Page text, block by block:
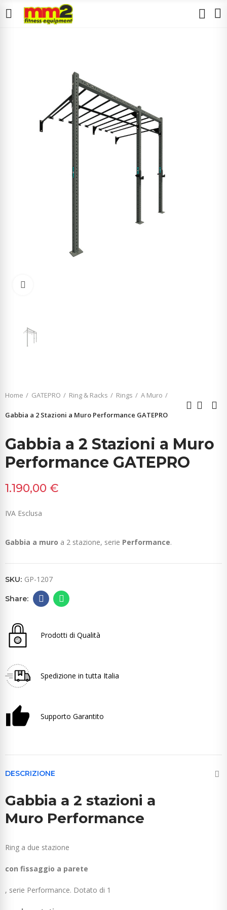
Home GATEPRO Ring & Racks Rings A Muro
Gabbia a 2 Stazioni a Muro Performance GATEPRO
Gabbia a 2 Stazioni a Muro
Performance GATEPRO
1.190,00 €
IVA Esclusa
Gabbia a muro a 2 stazione, serie Performance.
SKU: GP-1207
Prodotti di Qualità
Spedizione in tutta Italia
Supporto Garantito
DESCRIZIONE
Gabbia a 2 stazioni a
Muro Performance
Ring a due stazione
con fissaggio a parete
, serie Performance. Dotato di 1